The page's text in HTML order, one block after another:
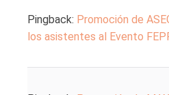
Pingback: Promoción de
los asistentes al Evento